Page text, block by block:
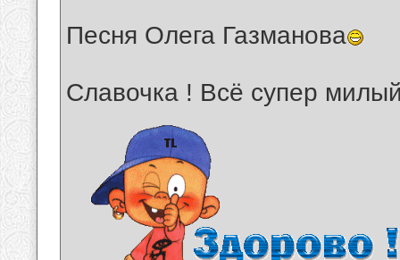
Песня Олега Газманова
Славочка ! Всё супер